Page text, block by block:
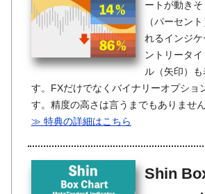
ートが動き
（パーセン
れるインジ
ントリータ
ル（矢印）
す。FXだけでなくバイナリーオプショ
す。精度の高さは言うまでもありません
≫ 特典の詳細はこちら
Shin